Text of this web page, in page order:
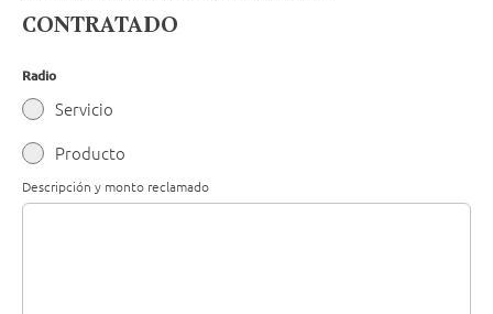
CONTRATADO
Radio
Servicio
Producto
Descripción y monto reclamado